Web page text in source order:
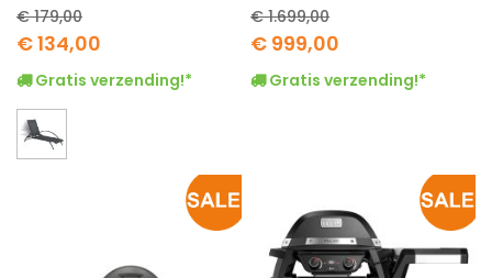
Special
Price
€ 134,00
€ 179,00
Gratis verzending!*
Special
Price
€ 999,00
€ 1.699,00
Gratis verzending!*